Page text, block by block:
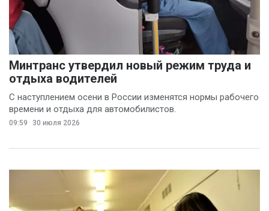
Минтранс утвердил новый режим труда и
отдыха водителей
С наступлением осени в России изменятся нормы рабочего
времени и отдыха для автомобилистов.
09:59 30 июля 2026